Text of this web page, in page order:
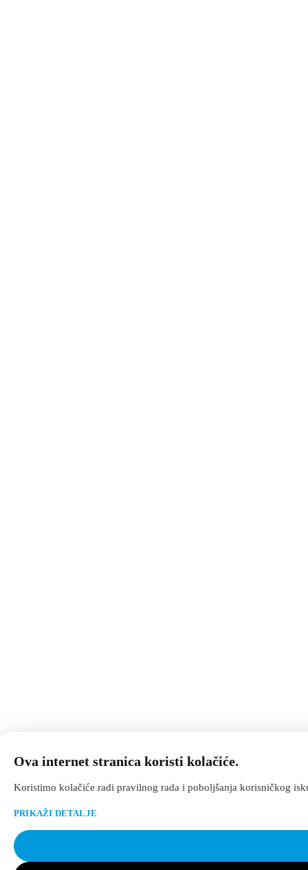
Ova internet stranica koristi kolačiće.
Koristimo kolačiće radi pravilnog rada i poboljšanja korisničkog
PRIKAŽI DETALJE